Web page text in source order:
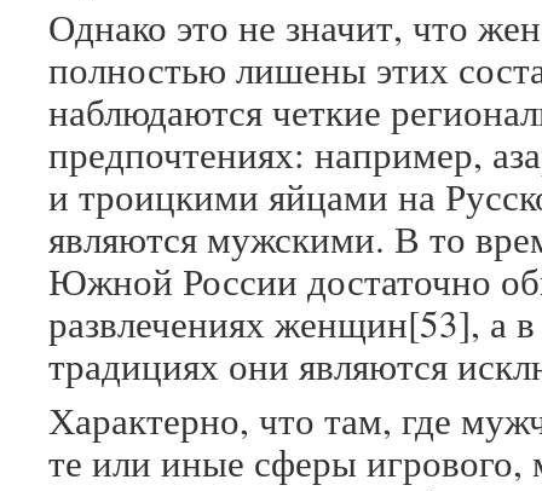
Однако это не значит, что
полностью лишены этих
наблюдаются четкие
предпочтениях: например,
и троицкими яйцами на
являются мужскими. В то
Южной России достаточно
развлечениях женщин[53], а
традициях они являются
Характерно, что там, где
те или иные сферы игрового,